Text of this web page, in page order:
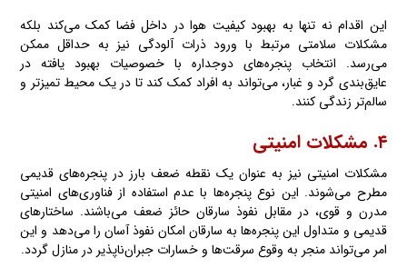
این اقدام نه تنها به بهبود کیفیت هوا در داخل فضا کمک می‌کند بلکه
مشکلات سلامتی مرتبط با ورود ذرات آلودگی نیز به حداقل ممکن
می‌رسد. انتخاب پنجره‌های دوجداره با خصوصیات بهبود یافته در
عایق‌بندی گرد و غبار، می‌تواند به افراد کمک کند تا در یک محیط تمیزتر و
سالم‌تر زندگی کنند.
۴. مشکلات امنیتی
مشکلات امنیتی نیز به عنوان یک نقطه ضعف بارز در پنجره‌های قدیمی
مطرح می‌شوند. این نوع پنجره‌ها با عدم استفاده از فناوری‌های امنیتی
مدرن و قوی، در مقابل نفوذ سارقان حائز ضعف می‌باشند. ساختارهای
قدیمی و متداول این پنجره‌ها به سارقان امکان نفوذ آسان را می‌دهد و این
امر می‌تواند منجر به وقوع سرقت‌ها و خسارات جبران‌ناپذیر در منازل گردد.